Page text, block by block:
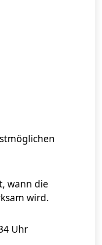
wann die
wird.
Uhr